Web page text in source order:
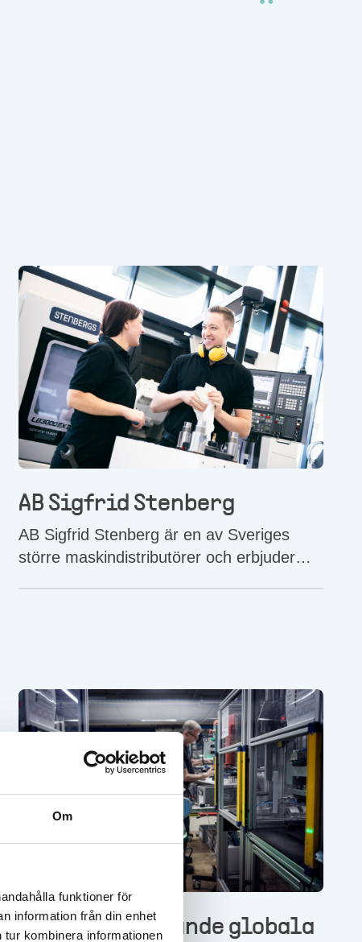
Om
funktioner för
information från din enhet
kombinera informationen
AB Sigfrid Stenberg
AB Sigfrid Stenberg är en av Sveriges
större maskindistributörer och erbjuder
CEJN – Den ledande globala